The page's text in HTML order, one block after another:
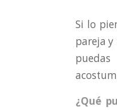
Si lo
pareja
¿Qué